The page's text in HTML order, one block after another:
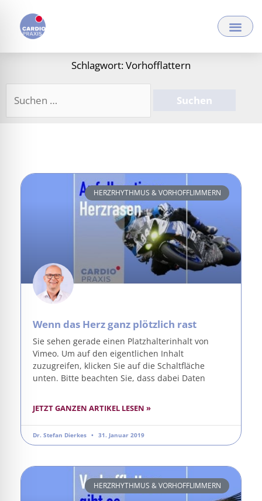
Inhalt
springen
Schlagwort: Vorhofflattern
HERZRHYTHMUS & VORHOFFLIMMERN
Wenn das Herz ganz plötzlich rast
Sie sehen gerade einen Platzhalterinhalt von
Vimeo. Um auf den eigentlichen Inhalt
zuzugreifen, klicken Sie auf die Schaltfläche
unten. Bitte beachten Sie, dass dabei Daten
JETZT GANZEN ARTIKEL LESEN »
Dr. Stefan Dierkes 31. Januar 2019
HERZRHYTHMUS & VORHOFFLIMMERN